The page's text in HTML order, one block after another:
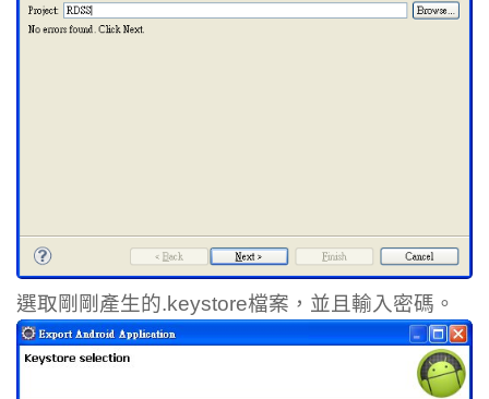
選取剛剛產生的.keystore檔案，並且輸入密碼。